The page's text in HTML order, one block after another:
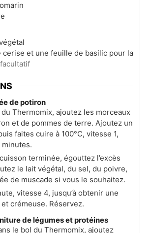
cerise et une feuille de basilic pour la
facultatif
de potiron
Thermomix, ajoutez les morceaux
et de pommes de terre. Ajoutez un
faites cuire à 100°C, vitesse 1,
minutes.
terminée, égouttez l’excès
le lait végétal, du sel, du poivre,
de muscade si vous le souhaitez.
vitesse 4, jusqu’à obtenir une
crémeuse. Réservez.
de légumes et protéines
le bol du Thermomix, ajoutez